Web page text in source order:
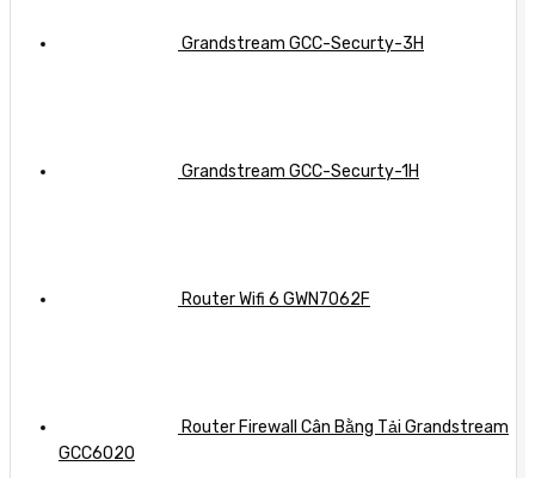
Grandstream GCC-Securty-3H
Grandstream GCC-Securty-1H
Router Wifi 6 GWN7062F
Router Firewall Cân Bằng Tải Grandstream
GCC6020